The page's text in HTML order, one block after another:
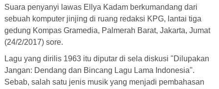
Suara penyanyi lawas Ellya Kadam berkumandang dari
sebuah komputer jinjing di ruang redaksi KPG, lantai tiga
gedung Kompas Gramedia, Palmerah Barat, Jakarta, Jumat
(24/2/2017) sore.
Lagu yang dirilis 1963 itu diputar di sela diskusi "Dilupakan
Jangan: Dendang dan Bincang Lagu Lama Indonesia".
Sebab, salah satu jenis musik yang menjadi pembahasan